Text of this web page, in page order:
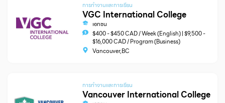
การทำงานและการเรียน
VGC International College
เอกชน
$400 - $450 CAD / Week (English) | $9,500 -
$16,000 CAD / Program (Business)
Vancouver,BC
การทำงานและการเรียน
Vancouver International College